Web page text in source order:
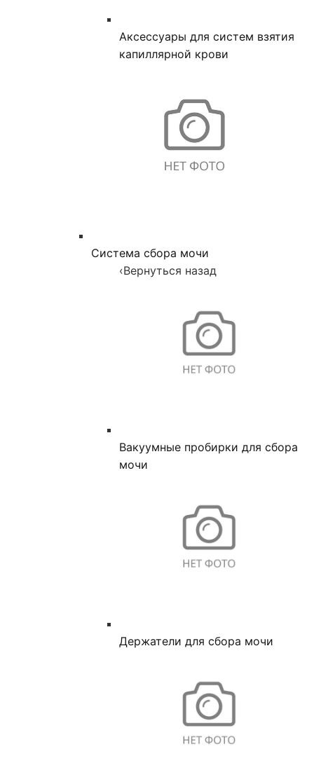
Аксессуары для систем взятия
капиллярной крови
Система сбора мочи
‹Вернуться назад
Вакуумные пробирки для сбора
мочи
Держатели для сбора мочи